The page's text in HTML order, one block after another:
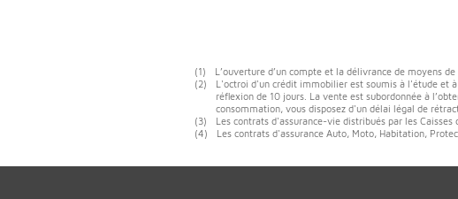
(1)
L’ouverture d’un compte et la délivrance de moyens
(2)
L'octroi d'un crédit immobilier est soumis à l'étude et
réflexion de 10 jours. La vente est subordonnée à
consommation, vous disposez d'un délai légal de
(3)
Les contrats d'assurance-vie distribués par les
(4)
Les contrats d'assurance Auto, Moto, Habitation,